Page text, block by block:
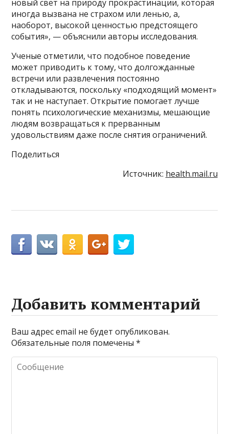
новый свет на природу прокрастинации, которая
иногда вызвана не страхом или ленью, а,
наоборот, высокой ценностью предстоящего
события», — объяснили авторы исследования.
Ученые отметили, что подобное поведение
может приводить к тому, что долгожданные
встречи или развлечения постоянно
откладываются, поскольку «подходящий момент»
так и не наступает. Открытие помогает лучше
понять психологические механизмы, мешающие
людям возвращаться к прерванным
удовольствиям даже после снятия ограничений.
Поделиться
Источник: health.mail.ru
Добавить комментарий
Ваш адрес email не будет опубликован.
Обязательные поля помечены*